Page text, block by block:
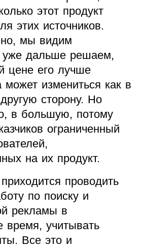
этот продукт
этих источников.
мы видим
уже дальше решаем,
цене его лучше
может измениться как в
сторону. Но
в большую, потому
ограниченный
на их продукт.
проводить
по поиску и
рекламы в
время, учитывать
Все это и